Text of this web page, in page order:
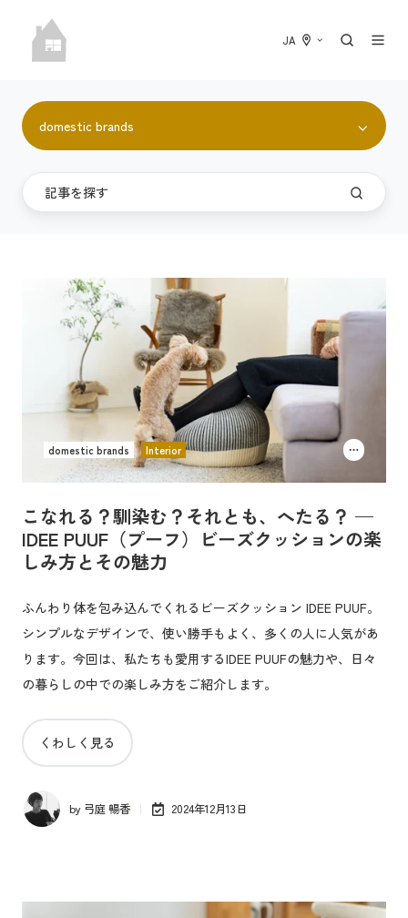
JA
domestic brands
こなれる？馴染む？それとも、へたる？ —
IDEE PUUF（プーフ）ビーズクッションの楽
しみ方とその魅力
ふんわり体を包み込んでくれるビーズクッション IDEE PUUF。
シンプルなデザインで、使い勝手もよく、多くの人に人気があ
ります。今回は、私たちも愛用するIDEE PUUFの魅力や、日々
の暮らしの中での楽しみ方をご紹介します。
くわしく見る
by 弓庭 暢香 2024年12月13日
domestic brands Interior